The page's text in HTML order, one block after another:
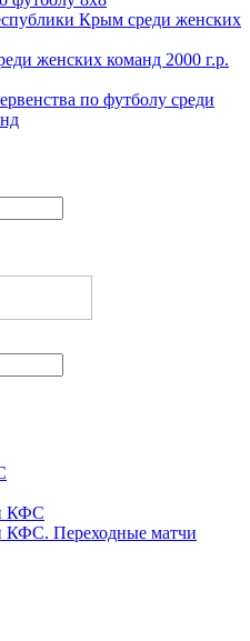
Крым среди женских
женских команд 2000 г.р.
по футболу среди
КФС
КФС. Переходные матчи